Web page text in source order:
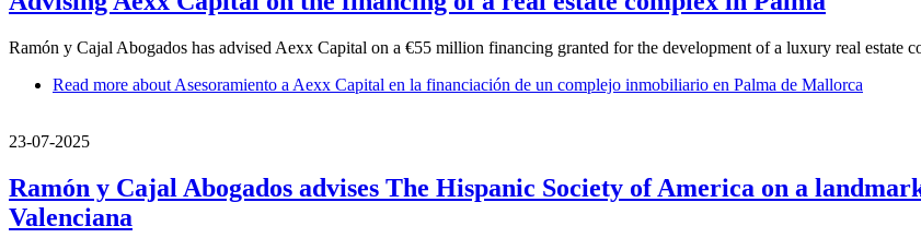
Ramón y Cajal Abogados has advised Aexx Capital on a €55 million financing granted for the development of a luxury real estate
Read more about Asesoramiento a Aexx Capital en la financiación de un complejo inmobiliario en Palma de Mallorca
23-07-2025
Ramón y Cajal Abogados advises The Hispanic Society of America on a
Valenciana